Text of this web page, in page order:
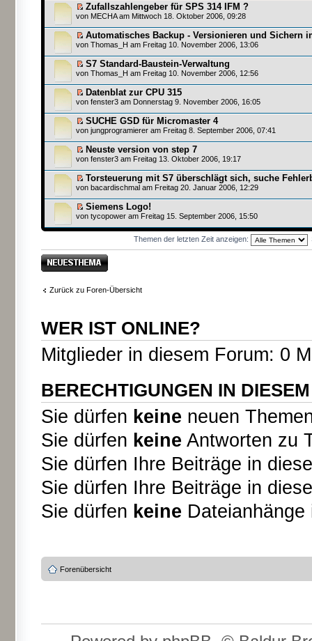
Zufallszahlengeber für SPS 314 IFM ?
von MECHAam Mittwoch 18. Oktober 2006, 09:28
Automatisches Backup - Versionieren und Sichern
von Thomas_H am Freitag 10. November 2006, 13:06
S7 Standard-Baustein-Verwaltung
von Thomas_H am Freitag 10. November 2006, 12:56
Datenblat zur CPU 315
von fenster3 am Donnerstag 9. November 2006, 16:05
SUCHE GSD für Micromaster 4
von jungprogramierer am Freitag 8. September 2006, 07:41
Neuste version von step 7
von fenster3 am Freitag 13. Oktober 2006, 19:17
Torsteuerung mit S7 überschlägt sich, suche
von bacardischmal am Freitag 20. Januar 2006, 12:29
Siemens Logo!
von tycopower am Freitag 15. September 2006, 15:50
Themen der letzten Zeit anzeigen:
Neues Thema
erstellen
Zurück zu Foren-Übersicht
WER IST ONLINE?
Mitglieder in diesem Forum: 0
BERECHTIGUNGEN IN
Sie dürfen keine neuen
Sie dürfen keine Antworten zu
Sie dürfen Ihre Beiträge in
Sie dürfen Ihre Beiträge in
Sie dürfen keine
Forenübersicht